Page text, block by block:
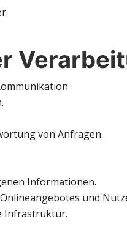
von Anfragen.
Informationen.
und
Infrastruktur.